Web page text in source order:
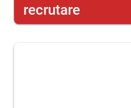
recrutare